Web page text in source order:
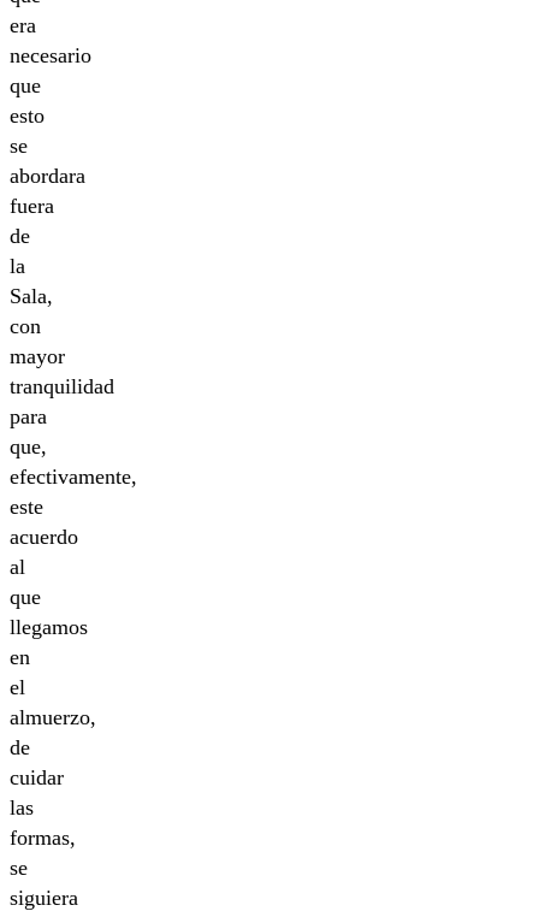
era
necesario
que
esto
se
abordara
fuera
de
la
Sala,
con
mayor
tranquilidad
para
que,
efectivamente,
este
acuerdo
al
que
llegamos
en
el
almuerzo,
de
cuidar
las
formas,
se
siguiera